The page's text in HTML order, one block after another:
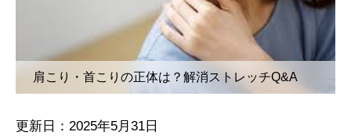
肩こり・首こりの正体は？解消ストレッチQ&A
更新日：2025年5月31日